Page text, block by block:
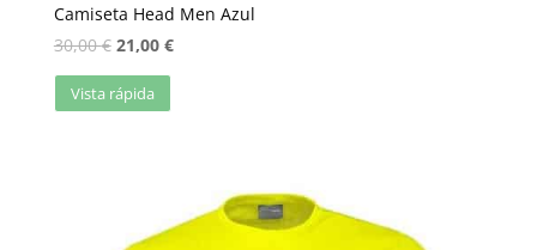
Camiseta Head Men Azul
30,00€ 21,00 €
Vista rápida